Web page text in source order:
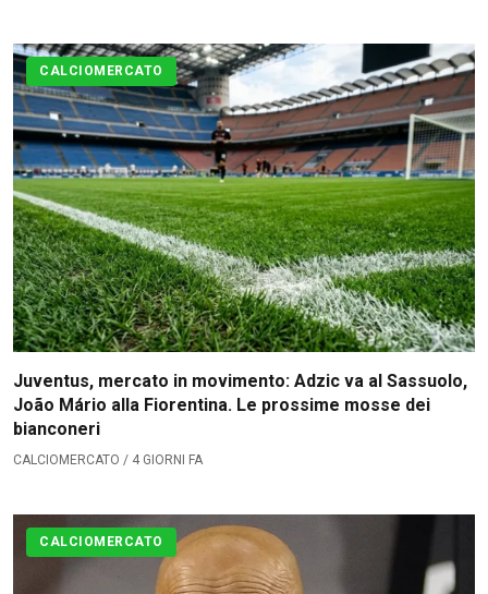
CALCIOMERCATO
Juventus, mercato in movimento: Adzic va al Sassuolo,
João Mário alla Fiorentina. Le prossime mosse dei
bianconeri
CALCIOMERCATO / 4 GIORNI FA
CALCIOMERCATO